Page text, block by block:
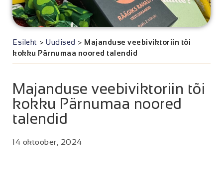
Esileht > Uudised > Majanduse veebiviktoriin tõi
kokku Pärnumaa noored talendid
Majanduse veebiviktoriin tõi
kokku Pärnumaa noored
talendid
14 oktoober, 2024